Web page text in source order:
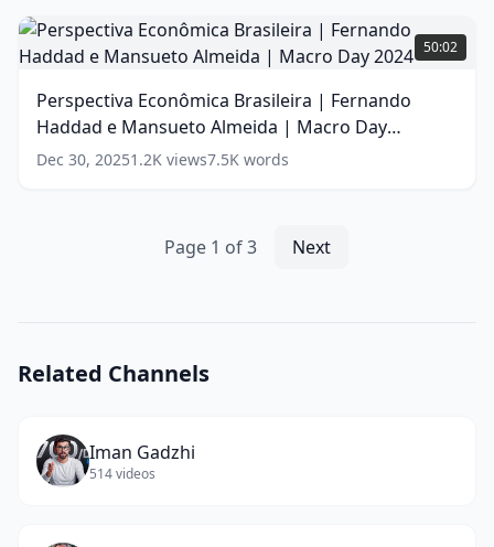
política
monetária (11
words)
Perspectiva
Econômica
Brasileira
Fernando
Haddad
e
Mansueto
50:02
Perspectiva Econômica Brasileira | Fernando
Haddad e Mansueto Almeida | Macro Day
2024 ( 13words)
Dec 30, 20251.2K views7.5K words
Page 1 of3 Next
Related Channels
Iman Gadzhi
514videos